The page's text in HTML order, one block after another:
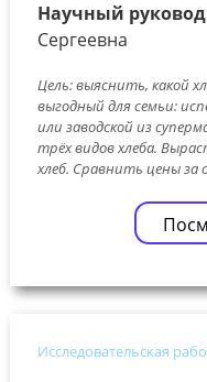
Научный
Сергеевна
Цель: выяснить, какой
выгодный для семьи:
или заводской из
трёх видов хлеба.
хлеб. Сравнить цены за
Исследовательская